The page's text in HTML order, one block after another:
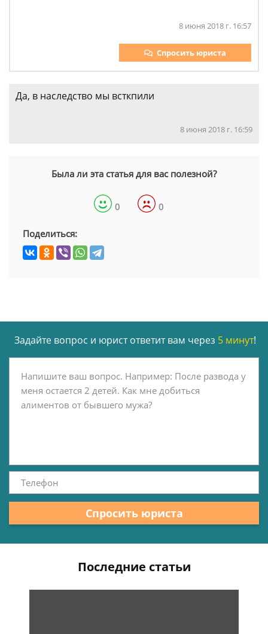
8 июня 2018 г. 16:57
Спросить юриста
Да, в наследство мы всткпили
8 июня 2018 г. 16:59
Была ли эта статья для вас полезной?
0 0
Поделиться:
Задайте вопрос и юрист ответит вам через 5 минут!
Спросить юриста
Последние статьи